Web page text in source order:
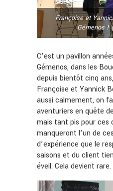
Françoise et
Gémenos !
C’est un pavillon
Gémenos, dans les
depuis bientôt cinq
Françoise et Yannick
aussi calmement, on
aventuriers en quête
mais tant pis pour ces
manqueront l’un de
d’expérience que le
saisons et du client
éveil. Cela devient rare.